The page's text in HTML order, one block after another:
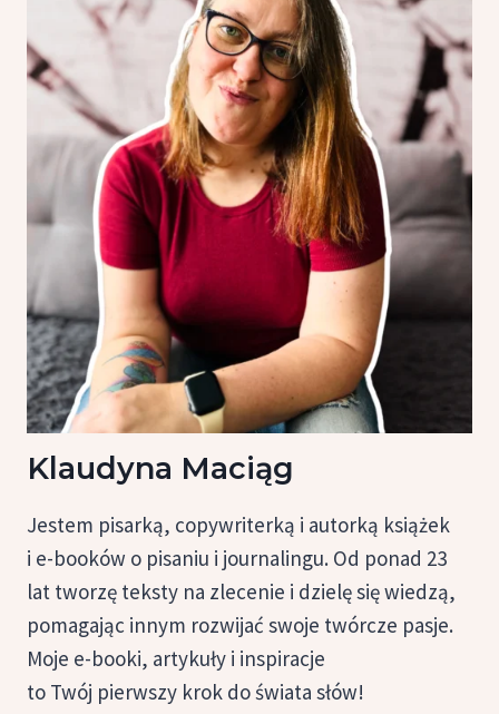
Klaudyna Maciąg
Jestem pisarką, copywriterką i autorką książek
i e-booków o pisaniu i journalingu. Od ponad 23
lat tworzę teksty na zlecenie i dzielę się wiedzą,
pomagając innym rozwijać swoje twórcze pasje.
Moje e-booki, artykuły i inspiracje
to Twój pierwszy krok do świata słów!